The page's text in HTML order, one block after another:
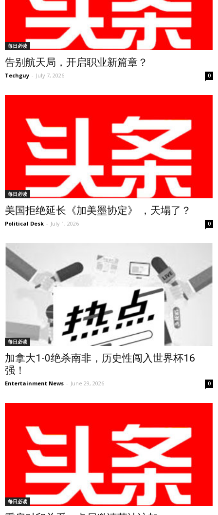
每日必读
告别航天局，开启职业新篇章？
Techguy - July 7, 2026 0
每日必读
美国拒绝延长《加美墨协定》 ，天塌了？
Political Desk - July 1, 2026 0
每日必读
加拿大1-0绝杀南非，历史性闯入世界杯16
强！
Entertainment News - June 29, 2026 0
每日必读